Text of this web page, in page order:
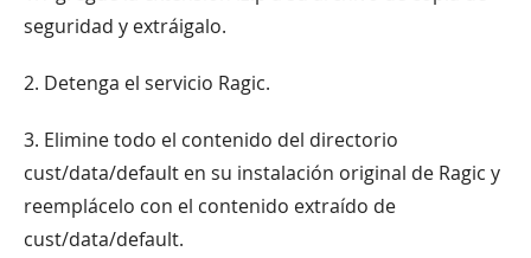
seguridad y extráigalo.
2. Detenga el servicio Ragic.
3. Elimine todo el contenido del directorio
cust/data/default en su instalación original de Ragic y
reemplácelo con el contenido extraído de
cust/data/default.